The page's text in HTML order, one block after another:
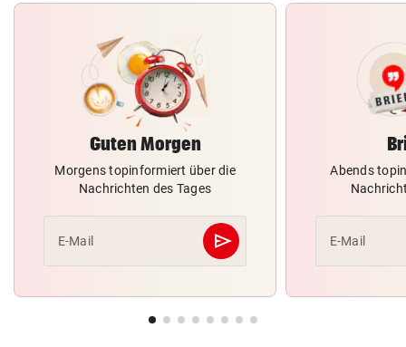
Guten Morgen
Morgens topinformiert über die
Nachrichten des Tages
E-Mail send
Abschicken
Abends
E-Mail